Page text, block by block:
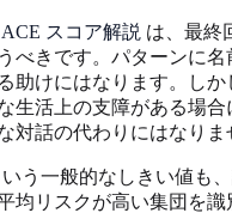
スコア解説 は、最終
べきです。パターンに名
助けにはなります。しか
生活上の支障がある場
対話の代わりにはなりま
う一般的なしきい値も
均リスクが高い集団を識